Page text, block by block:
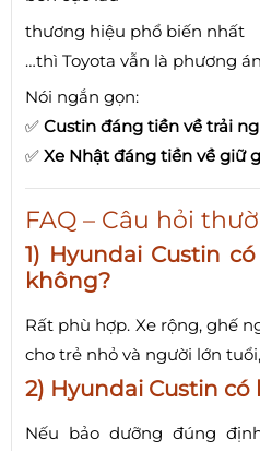
thương hiệu phổ biến nhất
…thì Toyota vẫn là phương
Nói ngắn gọn:
✅ Custin đáng tiền về trải
✅ Xe Nhật đáng tiền về giữ
FAQ – Câu hỏi
1) Hyundai Custin
không?
Rất phù hợp. Xe rộng, ghế
cho trẻ nhỏ và người lớn
2) Hyundai Custin
Nếu bảo dưỡng đúng